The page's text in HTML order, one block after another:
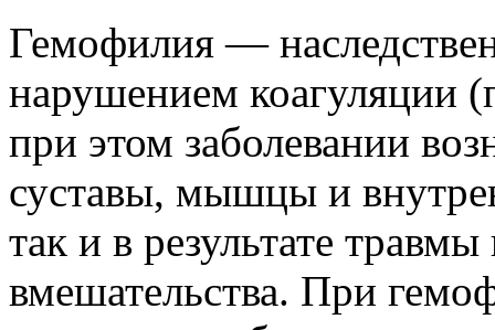
Гемофилия —
нарушением коагуляции
при этом заболевании
суставы, мышцы и
так и в результате
вмешательства. При